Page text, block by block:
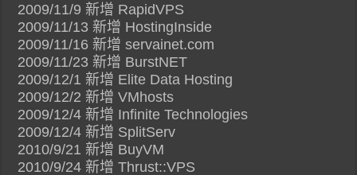
2009/11/9 新增 RapidVPS
2009/11/13 新增 HostingInside
2009/11/16 新增 servainet.com
2009/11/23 新增 BurstNET
2009/12/1 新增 Elite Data Hosting
2009/12/2 新增 VMhosts
2009/12/4 新增 Infinite Technologies
2009/12/4 新增 SplitServ
2010/9/21 新增 BuyVM
2010/9/24 新增 Thrust::VPS